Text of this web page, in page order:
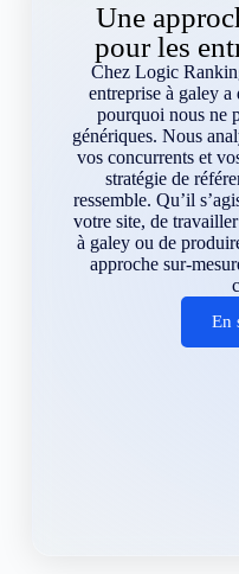
Une
pour les
Chez Logic
entreprise à galey a
pourquoi nous ne
génériques. Nous
vos concurrents et
stratégie de
ressemble. Qu’il
votre site, de
à galey ou de
approche sur-
En